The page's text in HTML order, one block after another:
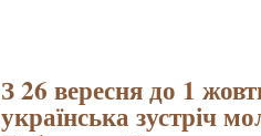
З 26 вересня до 1
українська зустріч